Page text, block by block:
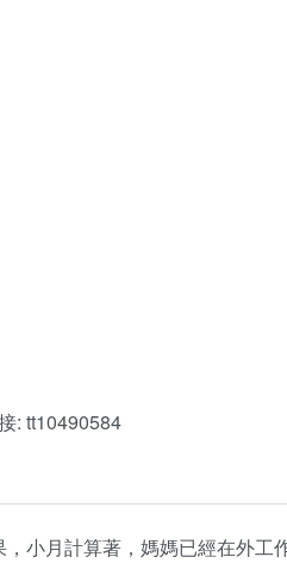
: tt10490584
小月計算著，媽媽已經在外工